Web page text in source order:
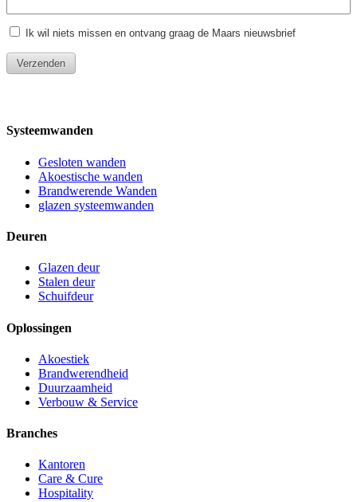
Systeemwanden
Gesloten wanden
Akoestische wanden
Brandwerende Wanden
glazen systeemwanden
Deuren
Glazen deur
Stalen deur
Schuifdeur
Oplossingen
Akoestiek
Brandwerendheid
Duurzaamheid
Verbouw & Service
Branches
Kantoren
Care & Cure
Hospitality